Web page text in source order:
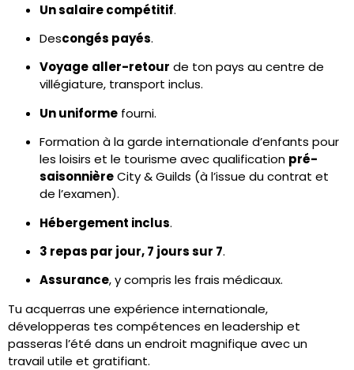
Un salaire compétitif.
Descongés payés.
Voyage aller-retour de ton pays au centre de
villégiature, transport inclus.
Un uniforme fourni.
Formation à la garde internationale d’enfants pour
les loisirs et le tourisme avec qualification pré-
saisonnièreCity & Guilds (à l’issue du contrat et
de l’examen).
Hébergement inclus.
3 repas par jour, 7 jours sur 7.
Assurance, y compris les frais médicaux.
Tu acquerras une expérience internationale,
développeras tes compétences en leadership et
passeras l’été dans un endroit magnifique avec un
travail utile et gratifiant.